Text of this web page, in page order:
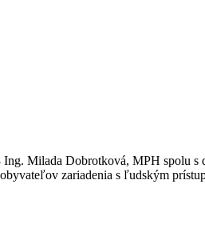
Milada Dobrotková, MPH spolu
zariadenia s ľudským